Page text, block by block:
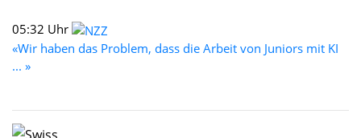
05:32 Uhr
«Wir haben das Problem, dass die Arbeit von Juniors mit KI
... »